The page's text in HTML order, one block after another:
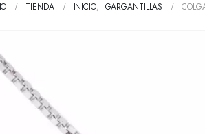
TIENDA INICIO, GARGANTILLAS